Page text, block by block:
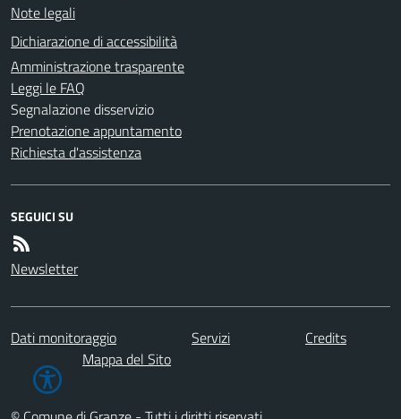
Note legali
Dichiarazione di accessibilità
Amministrazione trasparente
Leggi le FAQ
Segnalazione disservizio
Prenotazione appuntamento
Richiesta d'assistenza
SEGUICI SU
Newsletter
Dati monitoraggio Servizi
Credits
Mappa del Sito